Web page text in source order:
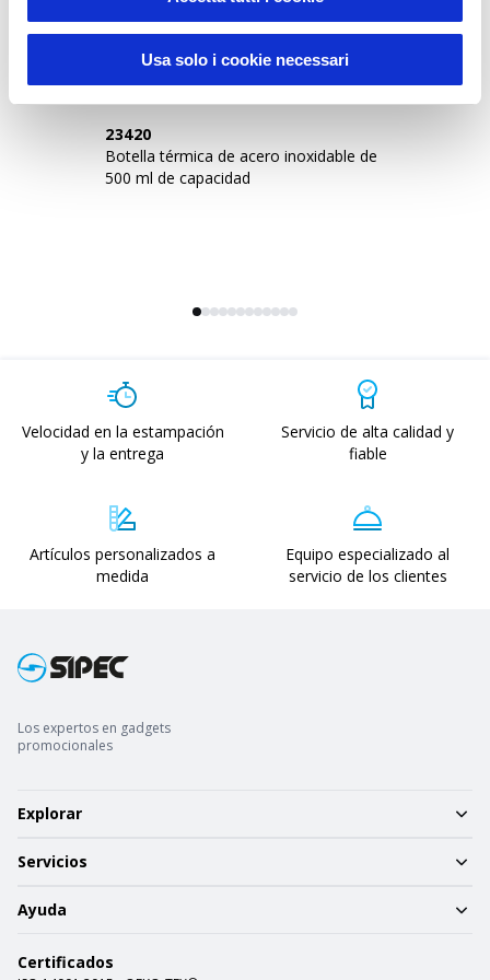
Usa solo i cookie necessari
Sustainable Living
23420
Botella térmica de acero inoxidable de
500 ml de capacidad
Velocidad en la estampación
y la entrega
Servicio de alta calidad y
fiable
Artículos personalizados a
medida
Equipo especializado al
servicio de los clientes
Los expertos en gadgets
promocionales
Explorar
Servicios
Ayuda
Certificados